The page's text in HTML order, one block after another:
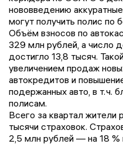
нововведению
могут получить полис по
Объём взносов по
329 млн рублей, а число
достигло 13,8 тысяч.
увеличением продаж
автокредитов и
подержанных авто, в т. ч.
полисам.
Всего за квартал жители
тысячи страховок.
2,5 млн рублей — на 18